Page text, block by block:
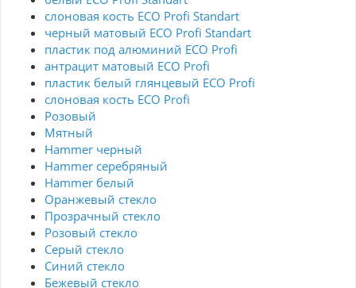
слоновая кость ECO Profi Standart
черный матовый ECO Profi Standart
пластик под алюминий ECO Profi
антрацит матовый ECO Profi
пластик белый глянцевый ECO Profi
слоновая кость ECO Profi
Розовый
Мятный
Hammer черный
Hammer серебряный
Hammer белый
Оранжевый стекло
Прозрачный стекло
Розовый стекло
Серый стекло
Синий стекло
Бежевый стекло